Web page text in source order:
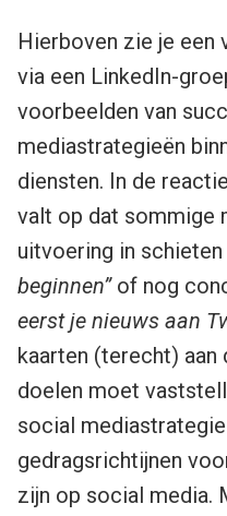
Hierboven zie je een
via een LinkedIn-
voorbeelden van
mediastrategieën
diensten. In de
valt op dat sommige
uitvoering in schieten
beginnen”of nog
eerst je nieuws aan
kaarten (terecht)
doelen moet
social
gedragsrichtijnen
zijn op social media.